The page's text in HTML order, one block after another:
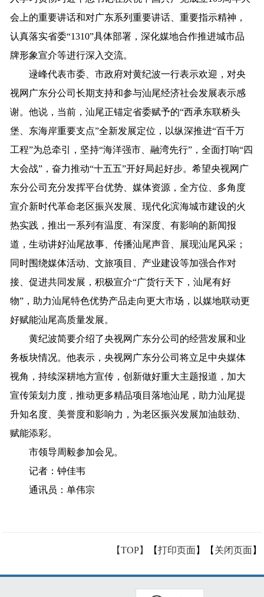
会上的重要讲话和对广东系列重要讲话、重要指示精神，
认真落实省委“1310”具体部署，深化媒地合作推进城市品
牌形象宣介等进行深入交流。
逯峰代表市委、市政府对黄纪波一行表示欢迎 ， 对央
视网广东分公司长期支持和参与汕尾经济社会发展表示感
谢。他说，当前，汕尾正锚定省委赋予的“西承东联桥头
堡、东海岸重要支点”全新发展定位，以纵深推进“百千万
工程”为总牵引，坚持“海洋强市、融湾先行”，全面打响“四
大会战”，奋力推动“十五五”开好局起好步。希望央视网广
东分公司充分发挥平台优势、媒体资源，全方位、多角度
宣介新时代革命老区振兴发展、现代化滨海城市建设的火
热实践，推出一系列有温度、有深度、有影响的新闻报
道，生动讲好汕尾故事、传播汕尾声音、展现汕尾风采；
同时围绕媒体活动、文旅项目、产业建设等加强合作对
接、促进共同发展，积极宣介“广货行天下，汕尾有好
物”，助力汕尾特色优势产品走向更大市场 ， 以媒地联动更
好赋能汕尾高质量发展。
黄纪波简要介绍了央视网广东分公司 的经营发展和业
务板块情况。他表示，央视网广东分公司将立足中央媒体
视角，持续深耕地方宣传，创新做好重大主题报道 ， 加大
宣传策划力度，推动更多精品项目落地汕尾，助力汕尾提
升知名度、美誉度和影响力，为老区振兴发展加油鼓劲、
赋能添彩。
市领导周毅参加会见。
记者 ：钟佳韦
通讯员：单伟宗
【TOP】 【打印页面】【 关闭页面】